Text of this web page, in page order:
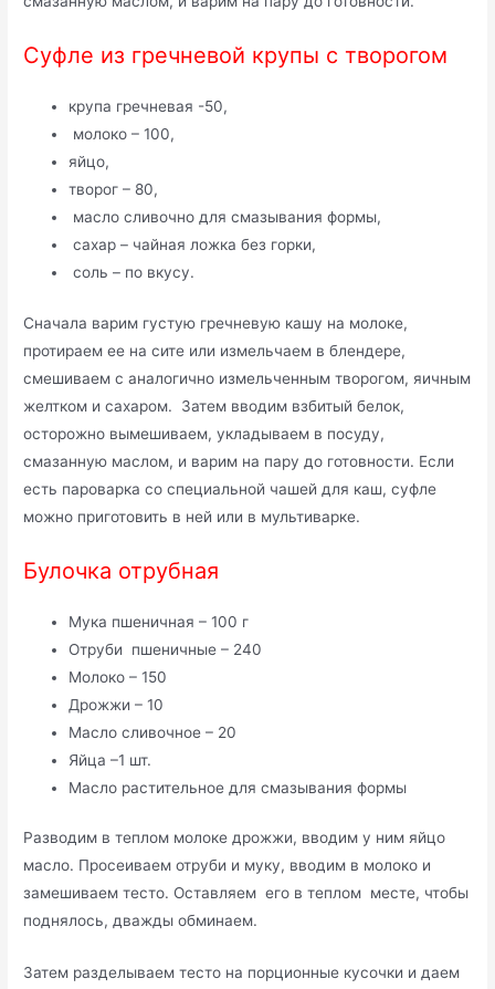
Суфле из гречневой крупы с творогом
крупа гречневая -50,
молоко – 100,
яйцо,
творог – 80,
масло сливочно для смазывания формы,
сахар – чайная ложка без горки,
соль – по вкусу.
Сначала варим густую гречневую кашу на молоке,
протираем ее на сите или измельчаем в блендере,
смешиваем с аналогично измельченным творогом, яичным
желтком и сахаром. Затем вводим взбитый белок,
осторожно вымешиваем, укладываем в посуду,
смазанную маслом, и варим на пару до готовности. Если
есть пароварка со специальной чашей для каш, суфле
можно приготовить в ней или в мультиварке.
Булочка отрубная
Мука пшеничная – 100 г
Отруби пшеничные – 240
Молоко – 150
Дрожжи – 10
Масло сливочное – 20
Яйца –1 шт.
Масло растительное для смазывания формы
Разводим в теплом молоке дрожжи, вводим у ним яйцо
масло. Просеиваем отруби и муку, вводим в молоко и
замешиваем тесто. Оставляем его в теплом месте, чтобы
поднялось, дважды обминаем.
Затем разделываем тесто на порционные кусочки и даем